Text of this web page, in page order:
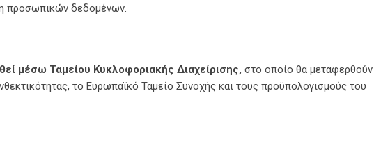
προσωπικών δεδομένων.
μέσω Ταμείου Κυκλοφοριακής Διαχείρισης, στο οποίο θα μεταφερθούν
το Ευρωπαϊκό Ταμείο Συνοχής και τους προϋπολογισμούς του